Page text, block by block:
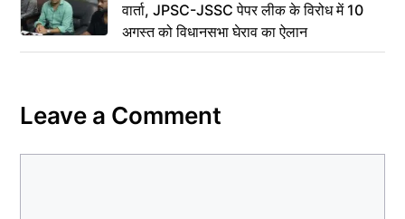
वार्ता, JPSC-JSSC पेपर लीक के विरोध में 10
अगस्त को विधानसभा घेराव का ऐलान
Leave a Comment